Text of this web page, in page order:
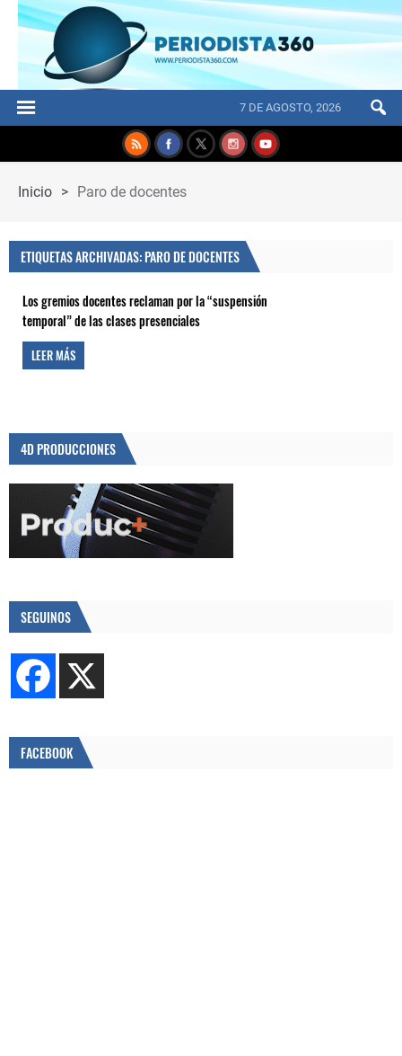
7 DE AGOSTO, 2026
Inicio > Paro de docentes
ETIQUETAS ARCHIVADAS: PARO DE DOCENTES
Los gremios docentes reclaman por la “suspensión
temporal” de las clases presenciales
LEER MÁS
4D PRODUCCIONES
SEGUINOS
FACEBOOK